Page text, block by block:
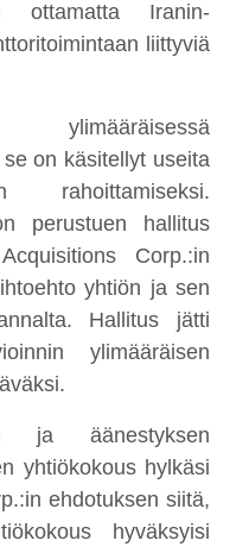
ottamatta Iranin-
liittyviä
on käsitellyt useita
rahoittamiseksi.
perustuen hallitus
Corp.:in
yhtiön ja sen
Hallitus jätti
ylimääräisen
ja äänestyksen
yhtiökokous hylkäsi
ehdotuksen siitä,
hyväksyisi